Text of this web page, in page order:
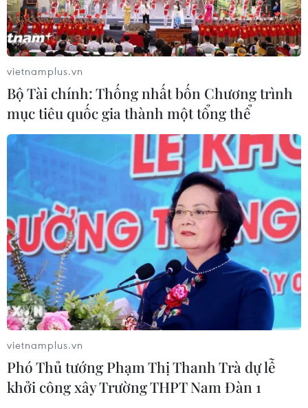
vietnamplus.vn
Bộ Tài chính: Thống nhất bốn Chương trình
mục tiêu quốc gia thành một tổng thể
vietnamplus.vn
Phó Thủ tướng Phạm Thị Thanh Trà dự lễ
khởi công xây Trường THPT Nam Đàn 1